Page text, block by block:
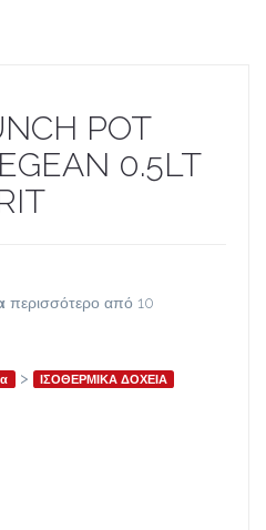
POT
0.5LT
περισσότερο από 10
> ΙΣΟΘΕΡΜΙΚΑ ΔΟΧΕΙΑ